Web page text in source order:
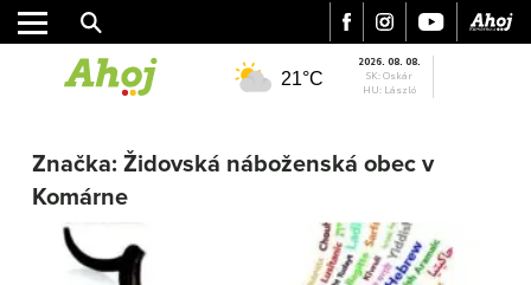
21°C
2026. 08. 08.
SK: Oskár
HU: László
Značka: Židovská náboženská obec v
Komárne